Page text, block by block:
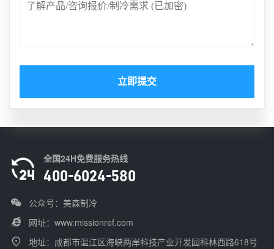
立即提交
全国24H免费服务热线
400-6024-580
公众号：美森制冷
网址： www.missionref.com
地址：成都市温江区海峡两岸科技产业开发园科林西路618号